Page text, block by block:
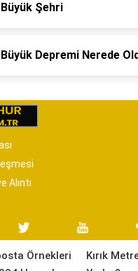
Büyük Şehri
Büyük Depremi Nerede
Alıntı
Örnekleri
Kırık